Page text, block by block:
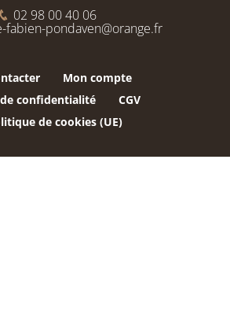
02 98 00 40 06
fabien-pondaven@orange.fr
Mon compte
confidentialité
CGV
de cookies (UE)